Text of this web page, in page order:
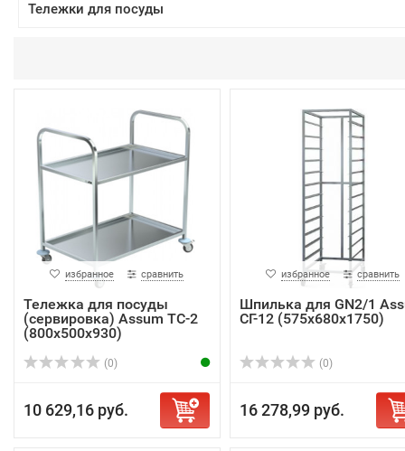
Тележки для посуды
избранное сравнить
Тележка для посуды
(сервировка) Assum ТС-2
(800х500х930)
(0)
10 629,16 руб.
избранное сравнить
Шпилька для GN2/1
СГ-12 (575х680х1750)
(0)
16 278,99 руб.